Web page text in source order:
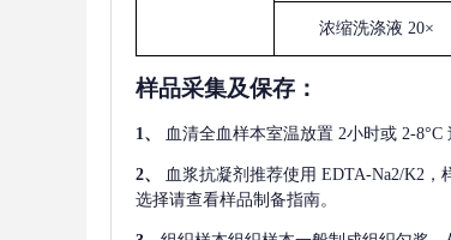
浓缩洗涤液 20×
样品采集及保存 ：
1、 血清全血样本室温放置 2小时或 2-8°C
2、 血浆抗凝剂推荐使用 EDTA-Na2/K2，
选择请查看样品制备指南。